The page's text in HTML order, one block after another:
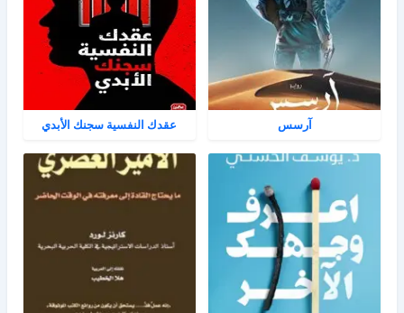
آرسس عقدك النفسية سجنك الأبدي